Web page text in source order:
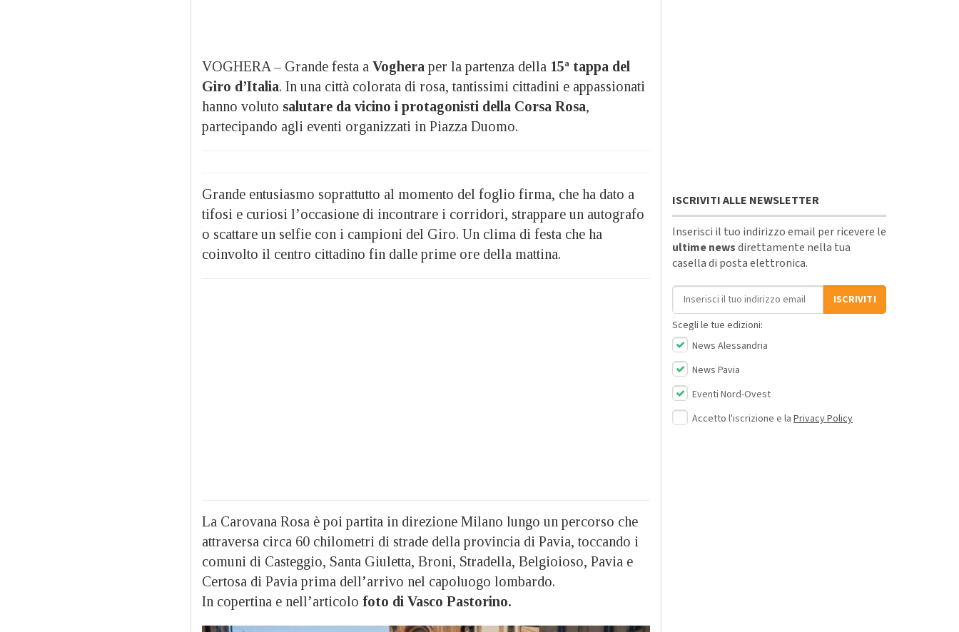
VOGHERA – Grande festa a Voghera per la partenza della 15ª tappa del
Giro d’Italia. In una città colorata di rosa, tantissimi cittadini e appassionati
hanno voluto salutare da vicino i protagonisti della Corsa Rosa,
partecipando agli eventi organizzati in Piazza Duomo.
Grande entusiasmo soprattutto al momento del foglio firma, che ha dato a
tifosi e curiosi l’occasione di incontrare i corridori, strappare un autografo
o scattare un selfie con i campioni del Giro. Un clima di festa che ha
coinvolto il centro cittadino fin dalle prime ore della mattina.
La Carovana Rosa è poi partita in direzione Milano lungo un percorso che
attraversa circa 60 chilometri di strade della provincia di Pavia, toccando i
comuni di Casteggio, Santa Giuletta, Broni, Stradella, Belgioioso, Pavia e
Certosa di Pavia prima dell’arrivo nel capoluogo lombardo.
In copertina e nell’articolo foto di Vasco Pastorino.
ISCRIVITI ALLE NEWSLETTER
Inserisci il tuo indirizzo email per ricevere le
ultime newsdirettamente nella tua
casella di posta elettronica.
Indirizzo email
ISCRIVITI
Scegli le tue edizioni:
News Alessandria
News Pavia
Eventi Nord-Ovest
Accetto l'iscrizione e la Privacy Policy